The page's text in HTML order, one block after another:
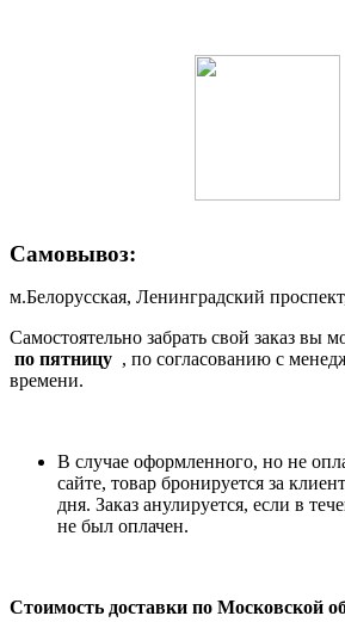
Самовывоз:
м.Белорусская, Ленинградский
Самостоятельно забрать свой заказ вы
по пятницу , по согласованию с
времени.
В случае оформленного, но не
сайте, товар бронируется за
дня. Заказ анулируется, если в
не был оплачен.
Стоимость доставки по Московской